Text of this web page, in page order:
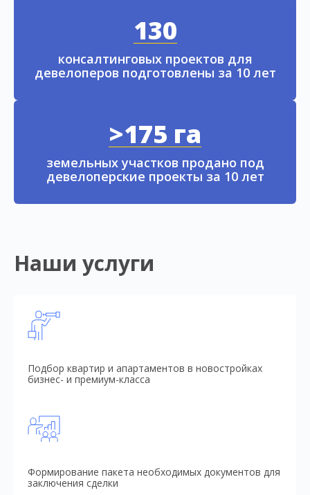
130
консалтинговых проектов для
девелоперов подготовлены за 10 лет
>175 га
земельных участков продано под
девелоперские проекты за 10 лет
Наши услуги
Подбор квартир и апартаментов в новостройках
бизнес- и премиум-класса
Формирование пакета необходимых документов для
заключения сделки